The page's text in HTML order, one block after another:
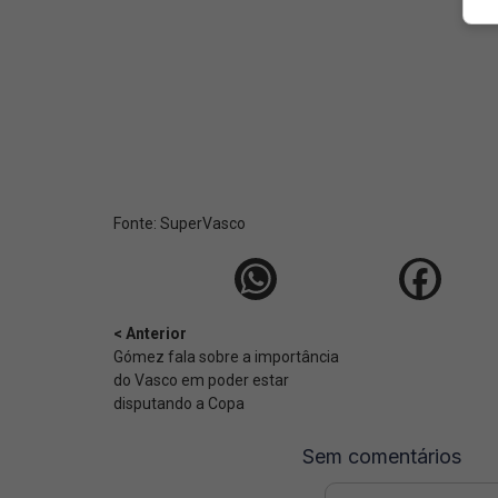
Fonte: SuperVasco‎‎‎‎‎‎
< Anterior
Gómez fala sobre a importância
do Vasco em poder estar
disputando a Copa